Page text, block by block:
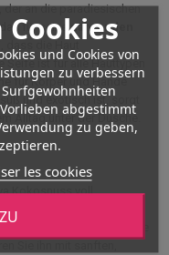
und Cookies von
zu verbessern
abgestimmt
zu geben,
les cookies
, der an die paradiesischen
das für seinenährenden
dass die Haut
Seife ist für alle Hauttypen
für Körper und Hände
und exotisch ist, sorgt
Alltag unter der Dusche.
Kokosnuss voll
Ihren feuchten